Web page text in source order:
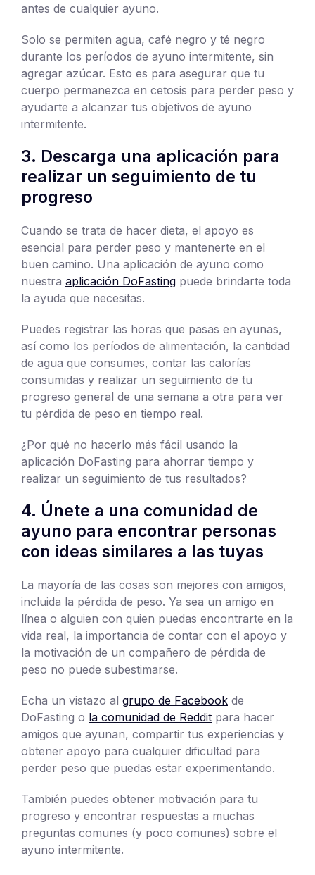
antes de cualquier ayuno.
Solo se permiten agua, café negro y té negro
durante los períodos de ayuno intermitente, sin
agregar azúcar. Esto es para asegurar que tu
cuerpo permanezca en cetosis para perder peso y
ayudarte a alcanzar tus objetivos de ayuno
intermitente.
3. Descarga una aplicación para
realizar un seguimiento de tu
progreso
Cuando se trata de hacer dieta, el apoyo es
esencial para perder peso y mantenerte en el
buen camino. Una aplicación de ayuno como
nuestra aplicación DoFasting puede brindarte toda
la ayuda que necesitas.
Puedes registrar las horas que pasas en ayunas,
así como los períodos de alimentación, la cantidad
de agua que consumes, contar las calorías
consumidas y realizar un seguimiento de tu
progreso general de una semana a otra para ver
tu pérdida de peso en tiempo real.
¿Por qué no hacerlo más fácil usando la
aplicación DoFasting para ahorrar tiempo y
realizar un seguimiento de tus resultados?
4. Únete a una comunidad de
ayuno para encontrar personas
con ideas similares a las tuyas
La mayoría de las cosas son mejores con amigos,
incluida la pérdida de peso. Ya sea un amigo en
línea o alguien con quien puedas encontrarte en la
vida real, la importancia de contar con el apoyo y
la motivación de un compañero de pérdida de
peso no puede subestimarse.
Echa un vistazo al grupo de Facebook de
DoFasting o la comunidad de Reddit para hacer
amigos que ayunan, compartir tus experiencias y
obtener apoyo para cualquier dificultad para
perder peso que puedas estar experimentando.
También puedes obtener motivación para tu
progreso y encontrar respuestas a muchas
preguntas comunes (y poco comunes) sobre el
ayuno intermitente.